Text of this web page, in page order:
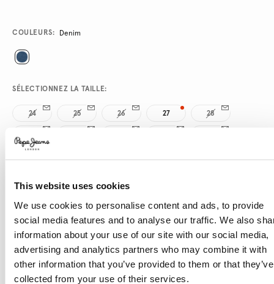
This website uses cookies
We use cookies to personalise content and ads, to provide
social media features and to analyse our traffic. We also
information about your use of our site with our social media,
advertising and analytics partners who may combine it with
other information that you’ve provided to them or that they’ve
collected from your use of their services.
Promotions
Variations
COULEURS: Denim
SÉLECTIONNEZ LA TAILLE:
24 25 26 27 28
SÉLECTIONNEZ LA LONGUEUR:
Le mannequin porte: 27 Taille du mannequin: 1.76 m
Guide des tailles